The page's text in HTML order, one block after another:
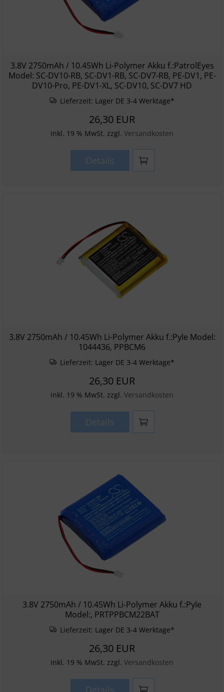
3.8V 2750mAh / 10.45Wh Li-Polymer Akku f.:PatrolEyes
Model: SC-DV10-RB, SC-DV1-RB, SC-DV7-RB, PE-DV1, PE-
DV10-Pro, PE-DV1-XL, SC-DV10, SC-DV7 HD
Lieferzeit: Lager DE 3-4 Werktage*
26,30 EUR
inkl. 19 % MwSt. zzgl. Versandkosten
Details
3.8V 2750mAh / 10.45Wh Li-Polymer Akku f.:Pyle Model:
1044436, PPBCM6
Lieferzeit: Lager DE 3-4 Werktage*
26,30 EUR
inkl. 19 % MwSt. zzgl. Versandkosten
Details
3.8V 2750mAh / 10.45Wh Li-Polymer Akku f.:Pyle
Model:, PRTPPBCM22BAT
Lieferzeit: Lager DE 3-4 Werktage*
26,30 EUR
inkl. 19 % MwSt. zzgl. Versandkosten
Details